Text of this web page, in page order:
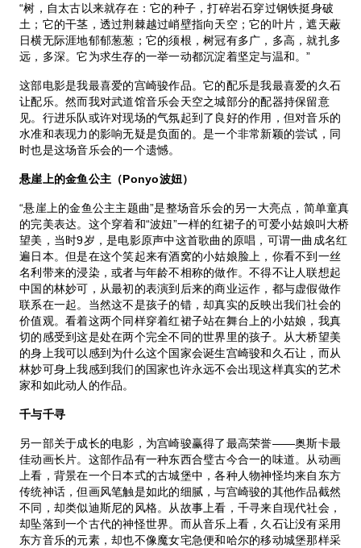
“树，自太古以来就存在：它的种子，打碎岩石穿过钢铁挺身破
土；它的干茎，透过荆棘越过峭壁指向天空；它的叶片，遮天蔽
日横无际涯地郁郁葱葱；它的须根，树冠有多广，多高，就扎多
远，多深。它为求生存的一举一动都沉淀着坚定与温和。”
这部电影是我最喜爱的宫崎骏作品。它的配乐是我最喜爱的久石
让配乐。然而我对武道馆音乐会天空之城部分的配器持保留意
见。行进乐队或许对现场的气氛起到了良好的作用，但对音乐的
水准和表现力的影响无疑是负面的。是一个非常新颖的尝试，同
时也是这场音乐会的一个遗憾。
悬崖上的金鱼公主（Ponyo波妞）
“悬崖上的金鱼公主主题曲”是整场音乐会的另一大亮点，简单童真
的完美表达。这个穿着和“波妞”一样的红裙子的可爱小姑娘叫大桥
望美，当时9岁，是电影原声中这首歌曲的原唱，可谓一曲成名红
遍日本。但是在这个笑起来有酒窝的小姑娘脸上，你看不到一丝
名利带来的浸染，或者与年龄不相称的做作。不得不让人联想起
中国的林妙可，从最初的表演到后来的商业运作，都与虚假做作
联系在一起。当然这不是孩子的错，却真实的反映出我们社会的
价值观。看着这两个同样穿着红裙子站在舞台上的小姑娘，我真
切的感受到这是处在两个完全不同的世界里的孩子。从大桥望美
的身上我可以感到为什么这个国家会诞生宫崎骏和久石让，而从
林妙可身上我感到我们的国家也许永远不会出现这样真实的艺术
家和如此动人的作品。
千与千寻
另一部关于成长的电影，为宫崎骏赢得了最高荣誉——奥斯卡最
佳动画长片。这部作品有一种东西合璧古今合一的味道。从动画
上看，背景在一个日本式的古城堡中，各种人物神怪均来自东方
传统神话，但画风笔触是如此的细腻，与宫崎骏的其他作品截然
不同，却类似迪斯尼的风格。从故事上看，千寻来自现代社会，
却坠落到一个古代的神怪世界。而从音乐上看，久石让没有采用
东方音乐的元素，却也不像魔女宅急便和哈尔的移动城堡那样采